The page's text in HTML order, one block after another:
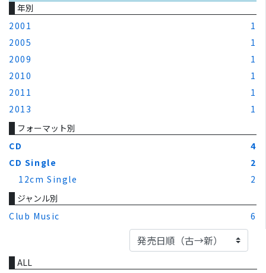
年別
2001
1
2005
1
2009
1
2010
1
2011
1
2013
1
フォーマット別
CD
4
CD Single
2
12cm Single
2
ジャンル別
Club Music
6
ALL